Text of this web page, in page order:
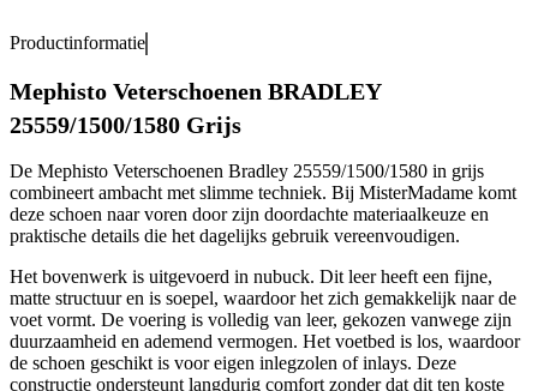
Productinformatie
Mephisto Veterschoenen BRADLEY
25559/1500/1580 Grijs
De Mephisto Veterschoenen Bradley 25559/1500/1580 in grijs
combineert ambacht met slimme techniek. Bij MisterMadame komt
deze schoen naar voren door zijn doordachte materiaalkeuze en
praktische details die het dagelijks gebruik vereenvoudigen.
Het bovenwerk is uitgevoerd in nubuck. Dit leer heeft een fijne,
matte structuur en is soepel, waardoor het zich gemakkelijk naar de
voet vormt. De voering is volledig van leer, gekozen vanwege zijn
duurzaamheid en ademend vermogen. Het voetbed is los, waardoor
de schoen geschikt is voor eigen inlegzolen of inlays. Deze
constructie ondersteunt langdurig comfort zonder dat dit ten koste